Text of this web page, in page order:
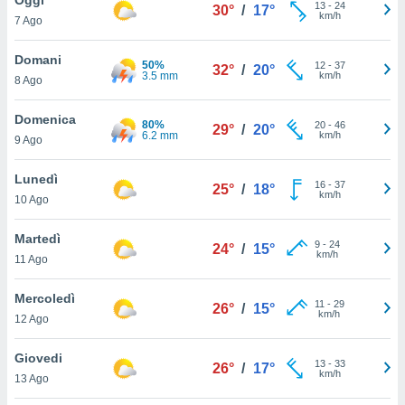
è
al sito
di
ci
di
il
un
la
nella
7 Ago
30° / 17° 13- 24
km/h
Domani
8 Ago
50%
3.5 mm
32° / 20° 12- 37
km/h
Domenica
9 Ago
80%
6.2 mm
29° / 20° 20- 46
km/h
Lunedì
10 Ago
25° / 18° 16- 37
km/h
Martedì
11 Ago
24° / 15° 9- 24
km/h
Mercoledì
12 Ago
26° / 15° 11 - 29
km/h
Giovedi
13 Ago
26° / 17° 13- 33
km/h